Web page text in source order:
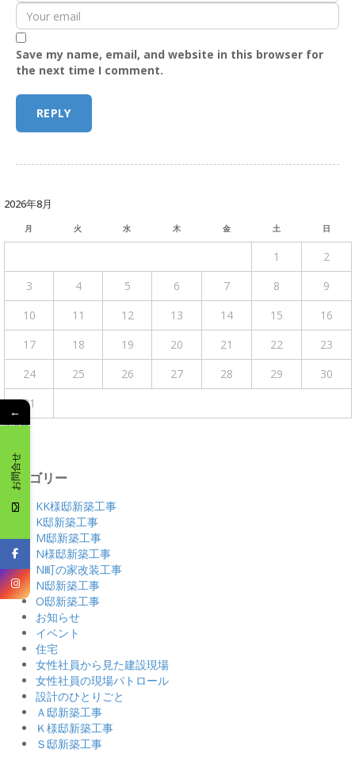
Save my name, email, and website in this browser for
the next time I comment.
2026年8月
月 火 水 木 金 土 日
1
2
3
4 5 6 7 8
9
10
11 12 13 14 15
16
17
18 19 20 21 22
23
24
25 26 27 28 29
30
31
« 4月
カテゴリー
KK様邸新築工事
K邸新築工事
M邸新築工事
N様邸新築工事
N町の家改装工事
N邸新築工事
O邸新築工事
お知らせ
イベント
住宅
女性社員から見た建設現場
女性社員の現場パトロール
設計のひとりごと
Ａ邸新築工事
Ｋ様邸新築工事
Ｓ邸新築工事
←
お問合せ